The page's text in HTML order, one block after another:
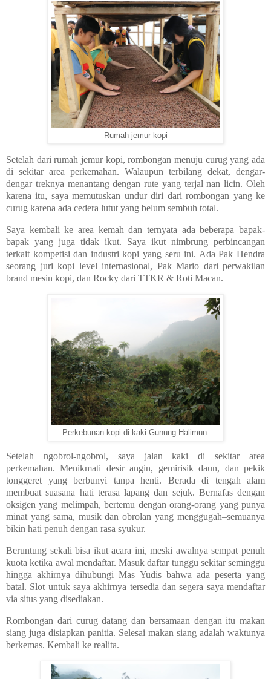
Rumah jemur kopi
Setelah dari rumah jemur kopi, rombongan menuju curug yang ada
di sekitar area perkemahan. Walaupun terbilang dekat, dengar-
dengar treknya menantang dengan rute yang terjal nan licin. Oleh
karena itu, saya memutuskan undur diri dari rombongan yang ke
curug karena ada cedera lutut yang belum sembuh total.
Saya kembali ke area kemahdan ternyata ada beberapa bapak-
bapak yang juga tidak ikut. Saya ikut nimbrung perbincangan
terkait kompetisi dan industri kopi yang seru ini. Ada Pak Hendra
seorang juri kopi level internasional, Pak Mario dari perwakilan
brand mesin kopi, dan Rocky dari TTKR & Roti Macan.
Perkebunan kopi di kaki Gunung Halimun.
Setelah ngobrol-ngobrol, saya jalan kaki di sekitar area
perkemahan. Menikmati desir angin, gemirisik daun, dan pekik
tonggeret yang berbunyi tanpa henti. Berada di tengah alam
membuat suasana hati terasa lapang dan sejuk. Bernafas dengan
oksigen yang melimpah, bertemu dengan orang-orang yang punya
minat yang sama, musik dan obrolan yang menggugah–semuanya
bikin hati penuh dengan rasa syukur.
Beruntung sekali bisa ikut acara ini, meski awalnya sempat penuh
kuota ketika awal mendaftar. Masuk daftar tunggu sekitar seminggu
hingga akhirnya dihubungi Mas Yudis bahwa ada peserta yang
batal. Slot untuk saya akhirnya tersedia dan segera saya mendaftar
via situs yang disediakan.
Rombongan dari curug datang dan bersamaan dengan itu makan
siang juga disiapkan panitia. Selesai makan siang adalah waktunya
berkemas. Kembali ke realita.